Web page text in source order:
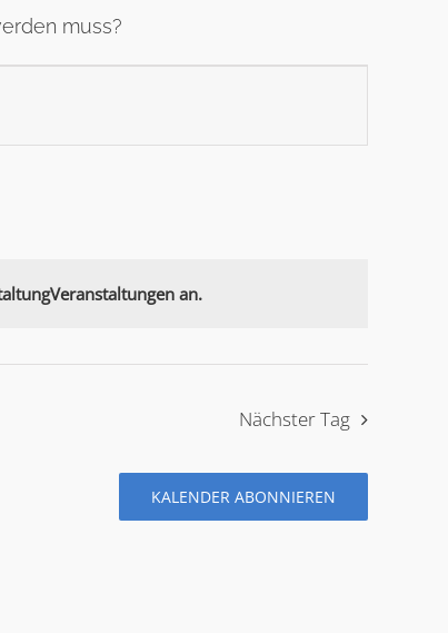
muss?
an.
Nächster Tag
KALENDER ABONNIEREN